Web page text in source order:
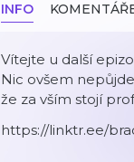
INFO
Vítejte u další
Nic ovšem
že za vším stojí
https://linktr.ee/